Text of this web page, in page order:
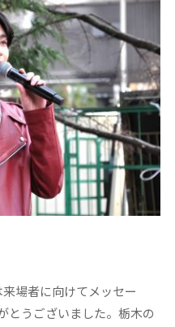
場者に向けてメッセー
とうございました。栃木の